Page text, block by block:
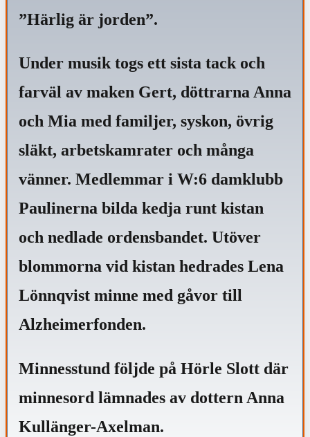
”Härlig är jorden”.
Under musik togs ett sista tack och
farväl av maken Gert, döttrarna Anna
och Mia med familjer, syskon, övrig
släkt, arbetskamrater och många
vänner. Medlemmar i W:6 damklubb
Paulinerna bilda kedja runt kistan
och nedlade ordensbandet. Utöver
blommorna vid kistan hedrades Lena
Lönnqvist minne med gåvor till
Alzheimerfonden.
Minnesstund följde på Hörle Slott där
minnesord lämnades av dottern Anna
Kullänger-Axelman.